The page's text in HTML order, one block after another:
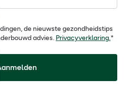
de nieuwste gezondheidstips
advies. Privacyverklaring.*